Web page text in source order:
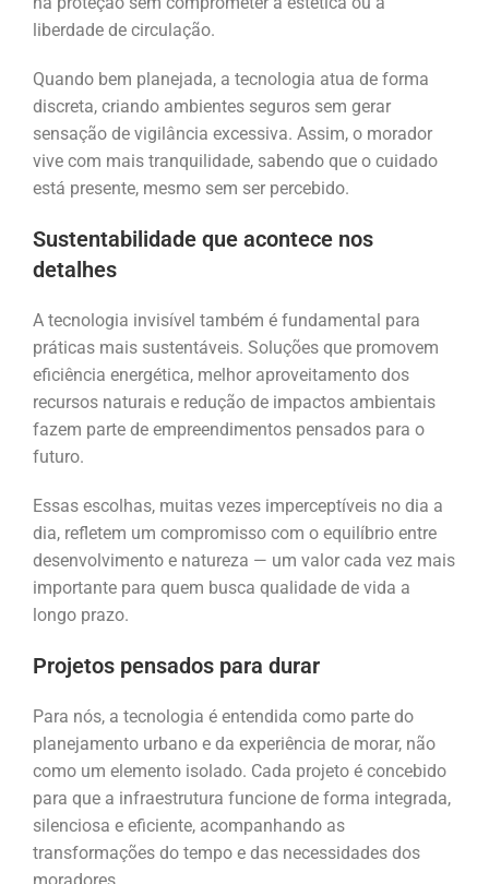
liberdade de circulação.
Quando bem planejada, a tecnologia atua de forma
discreta, criando ambientes seguros sem gerar
sensação de vigilância excessiva. Assim, o morador
vive com mais tranquilidade, sabendo que o cuidado
está presente, mesmo sem ser percebido.
Sustentabilidade que acontece nos
detalhes
A tecnologia invisível também é fundamental para
práticas mais sustentáveis. Soluções que promovem
eficiência energética, melhor aproveitamento dos
recursos naturais e redução de impactos ambientais
fazem parte de empreendimentos pensados para o
futuro.
Essas escolhas, muitas vezes imperceptíveis no dia a
dia, refletem um compromisso com o equilíbrio entre
desenvolvimento e natureza — um valor cada vez mais
importante para quem busca qualidade de vida a
longo prazo.
Projetos pensados para durar
Para nós, a tecnologia é entendida como parte do
planejamento urbano e da experiência de morar, não
como um elemento isolado. Cada projeto é concebido
para que a infraestrutura funcione de forma integrada,
silenciosa e eficiente, acompanhando as
transformações do tempo e das necessidades dos